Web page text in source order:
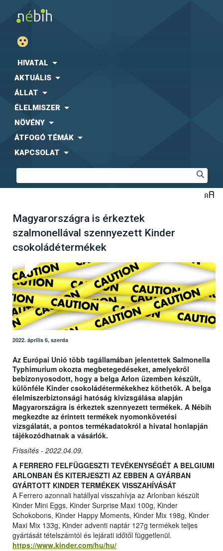
HIVATAL
AKTUÁLIS
ÁLLAT
ÉLELMISZER
NÖVÉNY
ÁTFOGÓ TÉMÁK
KAPCSOLAT
Magyarországra is érkeztek
szalmonellával szennyezett Kinder
csokoládétermékek
2022. április 6, szerda
Az Európai Unió több tagállamában jelentettek Salmonella
Typhimurium okozta megbetegedéseket, amelyekről
bebizonyosodott, hogy a belga Arlon üzemben készült,
különféle Kinder csokoládétermékekhez köthetők. A belga
élelmiszerbiztonsági hatóság kivizsgálása alapján
Magyarországra is érkeztek szennyezett termékek. A Nébih
megkezdte az érintett termékek nyomonkövetési
vizsgálatát, a pontos termékadatokról a hivatal honlapján
tájékozódhatnak a vásárlók.
Frissítés - 2022.04.09.
A FERRERO FELFÜGGESZTI TEVÉKENYSÉGÉT A BELGIUMI
ARLONBAN ÉS KITERJESZTI AZ EBBEN A GYÁRBAN
GYÁRTOTT KINDER TERMÉKEK VISSZAHÍVÁSÁT
A Ferrero azonnali hatállyal visszahívja az Arlonban készült
Kinder Mini Eggs, Kinder Surprise Maxi 100g, Kinder
Schokobons, Kinder Happy Moments, Kinder Mix 198g, Kinder
Maxi Mix 133g, Kinder adventi naptár 127g termékek teljes
gyártását tételszámtól és lejárati időtől függetlenül.
https://www.kinder.com/hu/hu/